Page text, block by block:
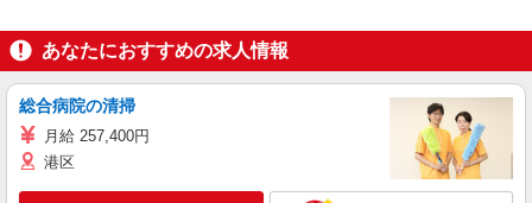
あなたにおすすめの求人情報
総合病院の清掃
月給 257,400円
港区